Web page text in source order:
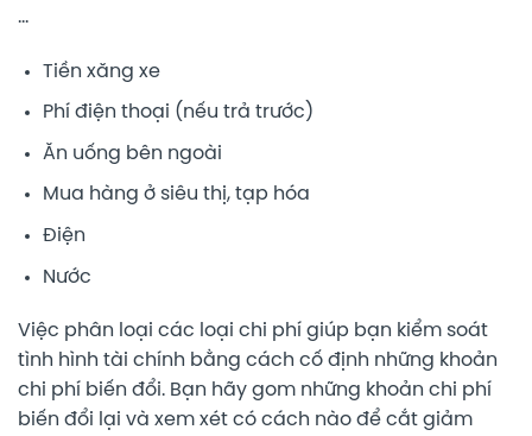
…
Tiền xăng xe
Phí điện thoại (nếu trả trước)
Ăn uống bên ngoài
Mua hàng ở siêu thị, tạp hóa
Điện
Nước
Việc phân loại các loại chi phí giúp bạn kiểm soát
tình hình tài chính bằng cách cố định những khoản
chi phí biến đổi. Bạn hãy gom những khoản chi phí
biến đổi lại và xem xét có cách nào để cắt giảm